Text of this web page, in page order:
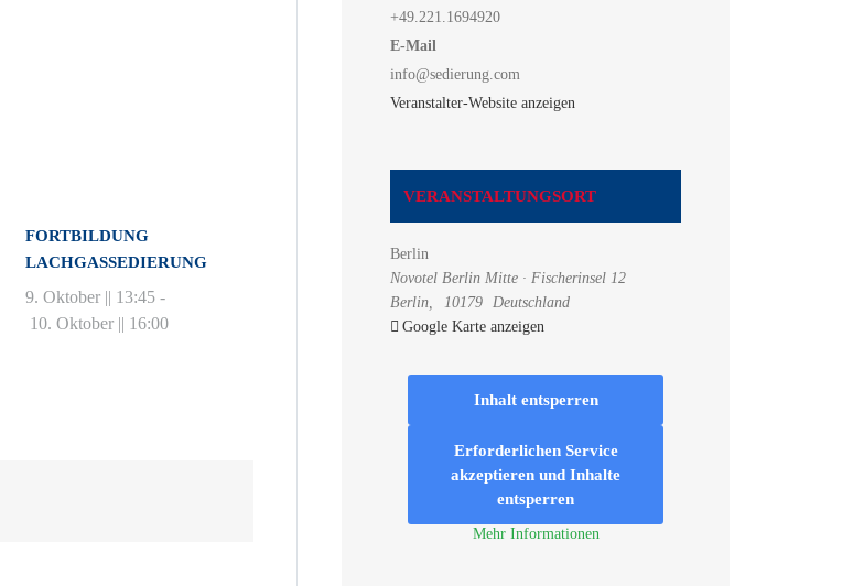
FORTBILDUNG
LACHGASSEDIERUNG
9. Oktober || 13:45 -
10. Oktober || 16:00
+49.221.1694920
E-Mail
info@sedierung.com
Veranstalter-Website anzeigen
VERANSTALTUNGSORT
Berlin
Novotel Berlin Mitte · Fischerinsel 12
Berlin, 10179
Deutschland
Google Karte anzeigen
Inhalt entsperren
Erforderlichen Service
akzeptieren und Inhalte
entsperren
Mehr Informationen